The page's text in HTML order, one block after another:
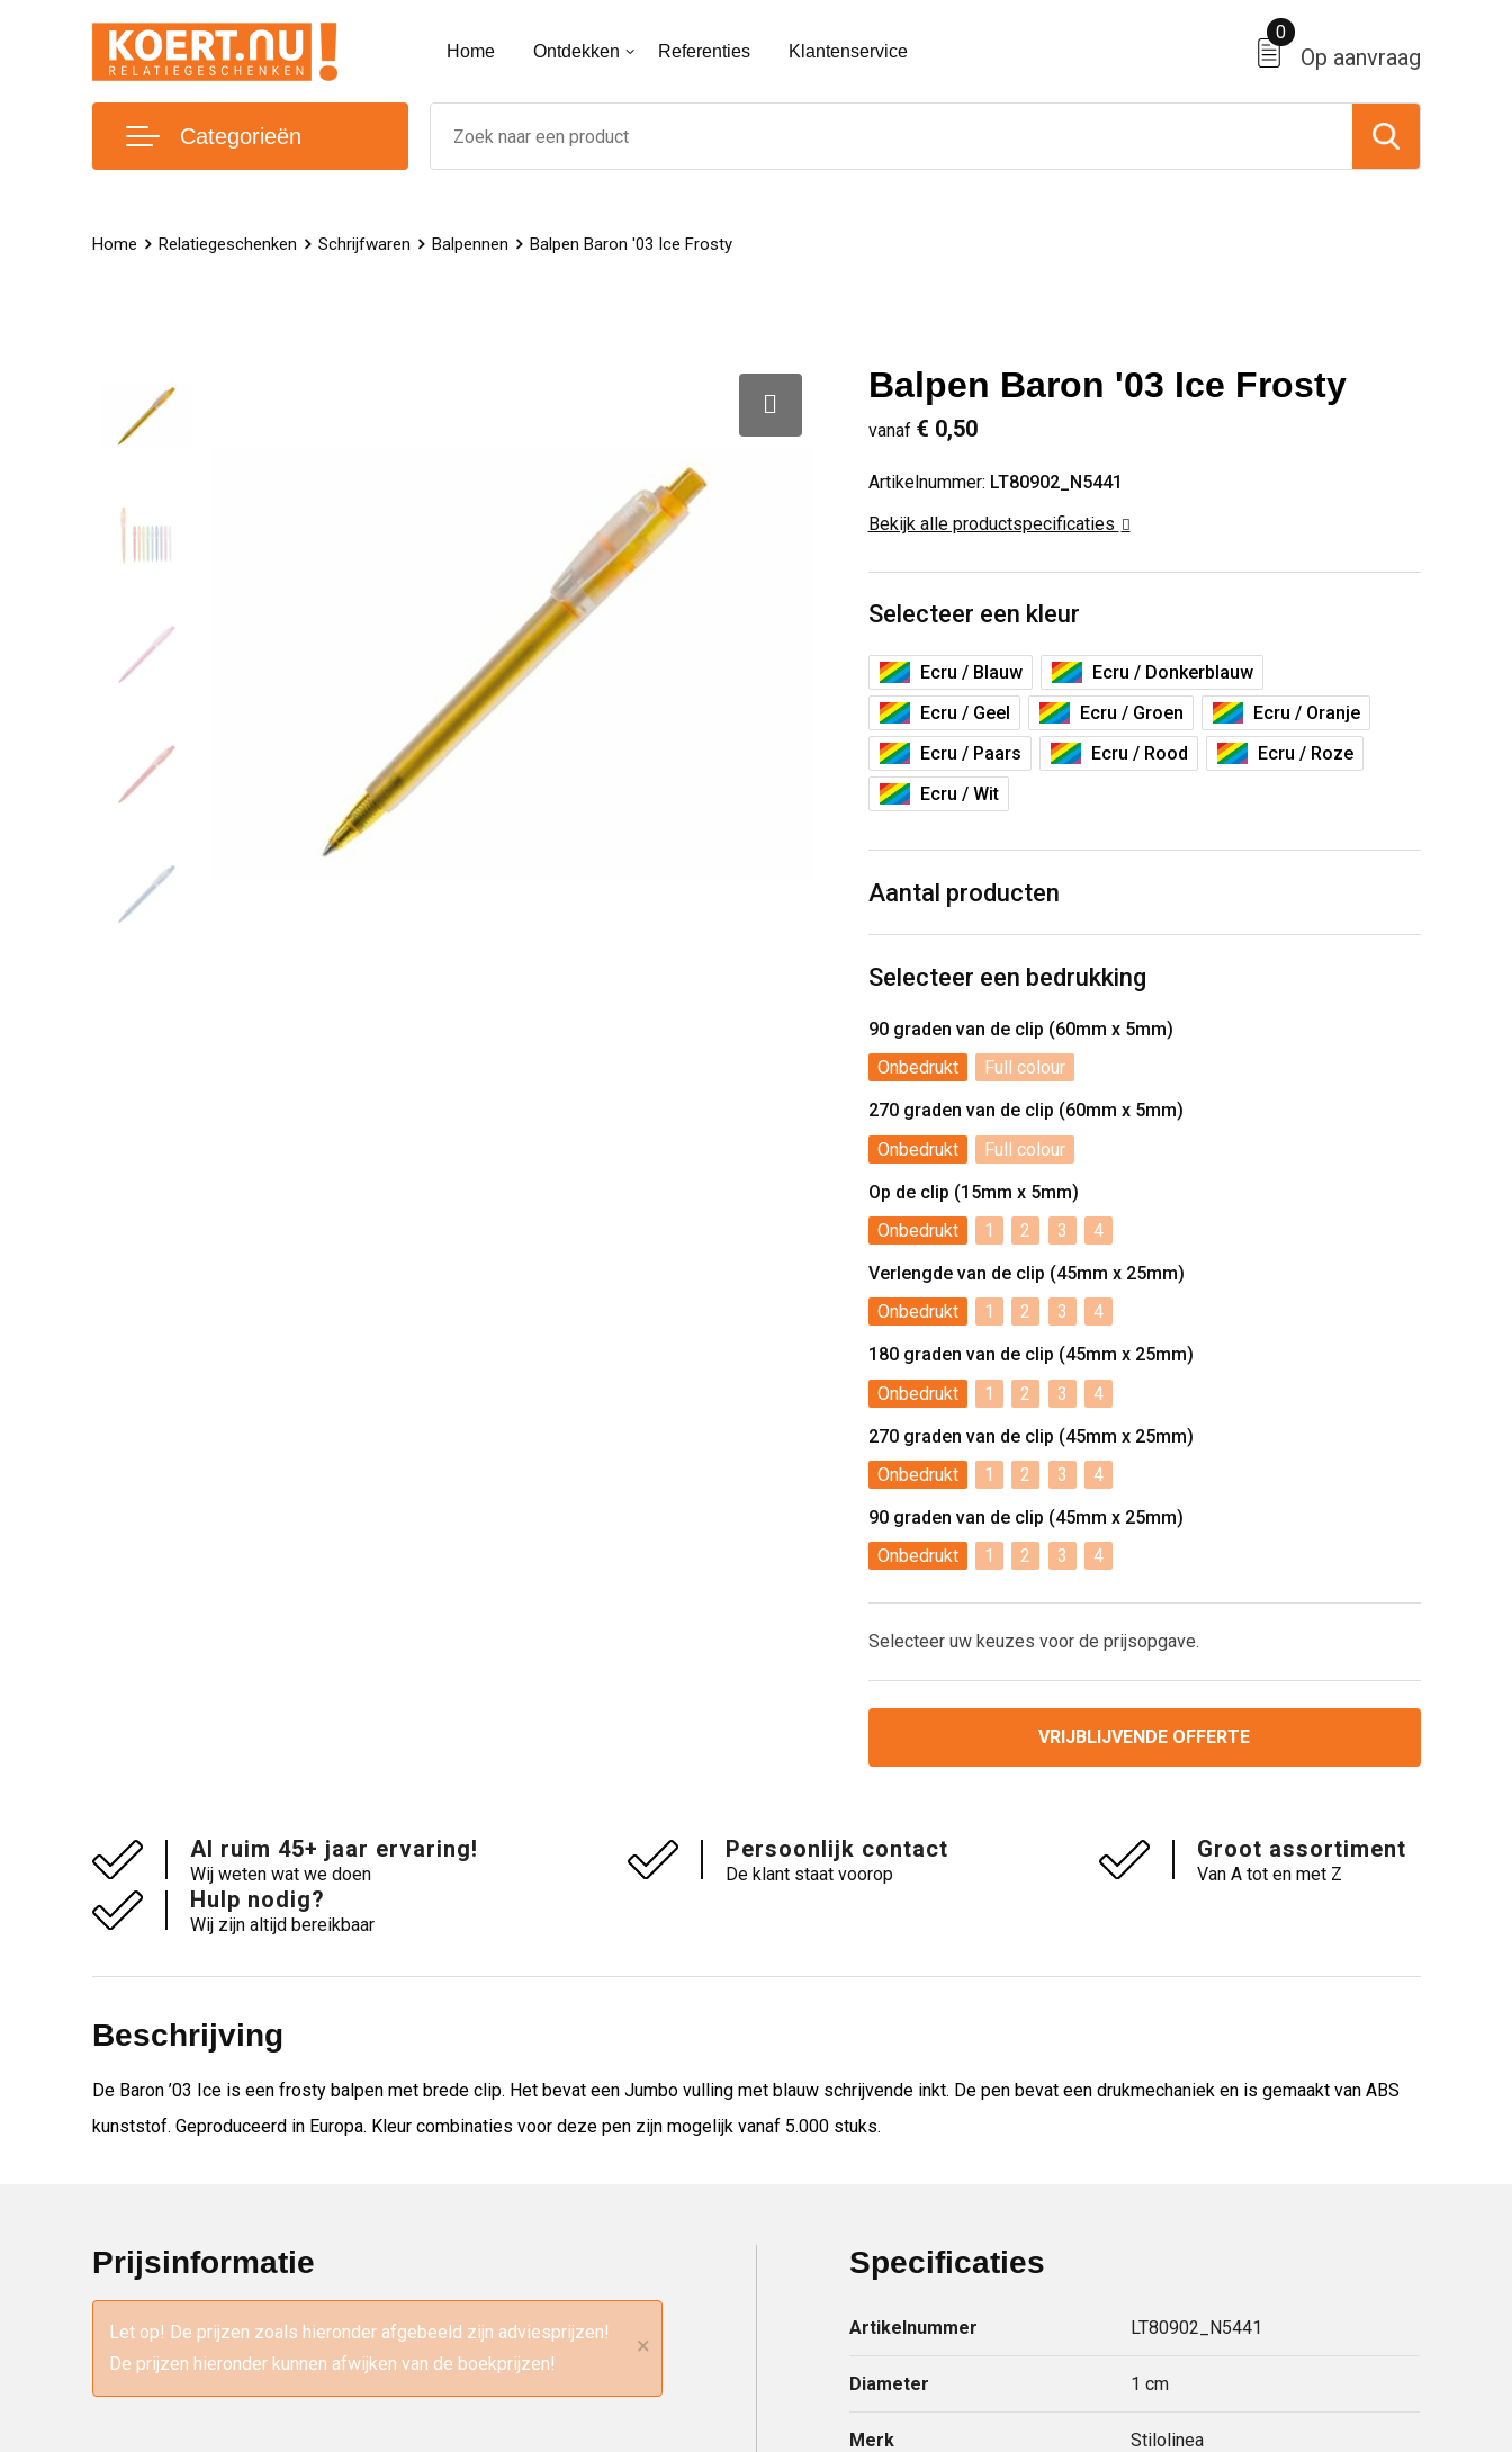
Home Ontdekken Referenties Klantenservice Op aanvraag
0
Categorieën
Home Relatiegeschenken Schrijfwaren Balpennen Balpen Baron '03 Ice Frosty
Balpen Baron '03 Ice Frosty
vanaf € 0,50
Artikelnummer: LT80902_N5441
Bekijk alle productspecificaties
Selecteer een kleur
Ecru / Blauw
Ecru / Donkerblauw
Ecru / Geel
Ecru / Groen
Ecru / Oranje
Ecru / Paars
Ecru / Rood
Ecru / Roze
Ecru / Wit
Aantal producten
Selecteer een bedrukking
90 graden van de clip (60mm x 5mm)
Onbedrukt
Full colour
270 graden van de clip (60mm x 5mm)
Onbedrukt
Full colour
Op de clip (15mm x 5mm)
Onbedrukt
1 2 3
4
Verlengde van de clip (45mm x 25mm)
Onbedrukt
1 2 3
4
180 graden van de clip (45mm x 25mm)
Onbedrukt
1 2 3
4
270 graden van de clip (45mm x 25mm)
Onbedrukt
1 2 3
4
90 graden van de clip (45mm x 25mm)
Onbedrukt
1 2 3 4
Selecteer uw keuzes voor de prijsopgave.
VRIJBLIJVENDE OFFERTE
Al ruim 45+ jaar ervaring!
Wij weten wat we doen
Persoonlijk contact
De klant staat voorop
Groot assortiment
Van A tot en met Z
Hulp nodig?
Wij zijn altijd bereikbaar
Beschrijving
De Baron ’03 Ice is een frosty balpen met brede clip. Het bevat een Jumbo vulling met blauw schrijvende inkt. De pen bevat een drukmechaniek en is gemaakt van ABS
kunststof. Geproduceerd in Europa. Kleur combinaties voor deze pen zijn mogelijk vanaf 5.000 stuks.
Prijsinformatie
Let op! De prijzen zoals hieronder afgebeeld zijn adviesprijzen!
De prijzen hieronder kunnen afwijken van de boekprijzen!
×
Specificaties
Artikelnummer LT80902_N5441
Diameter 1 cm
Merk Stilolinea